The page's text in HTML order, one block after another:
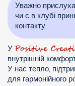
Уважно
чи є в клубі
контакту.
У Positive
внутрішній
У нас тепло,
для гармонійного